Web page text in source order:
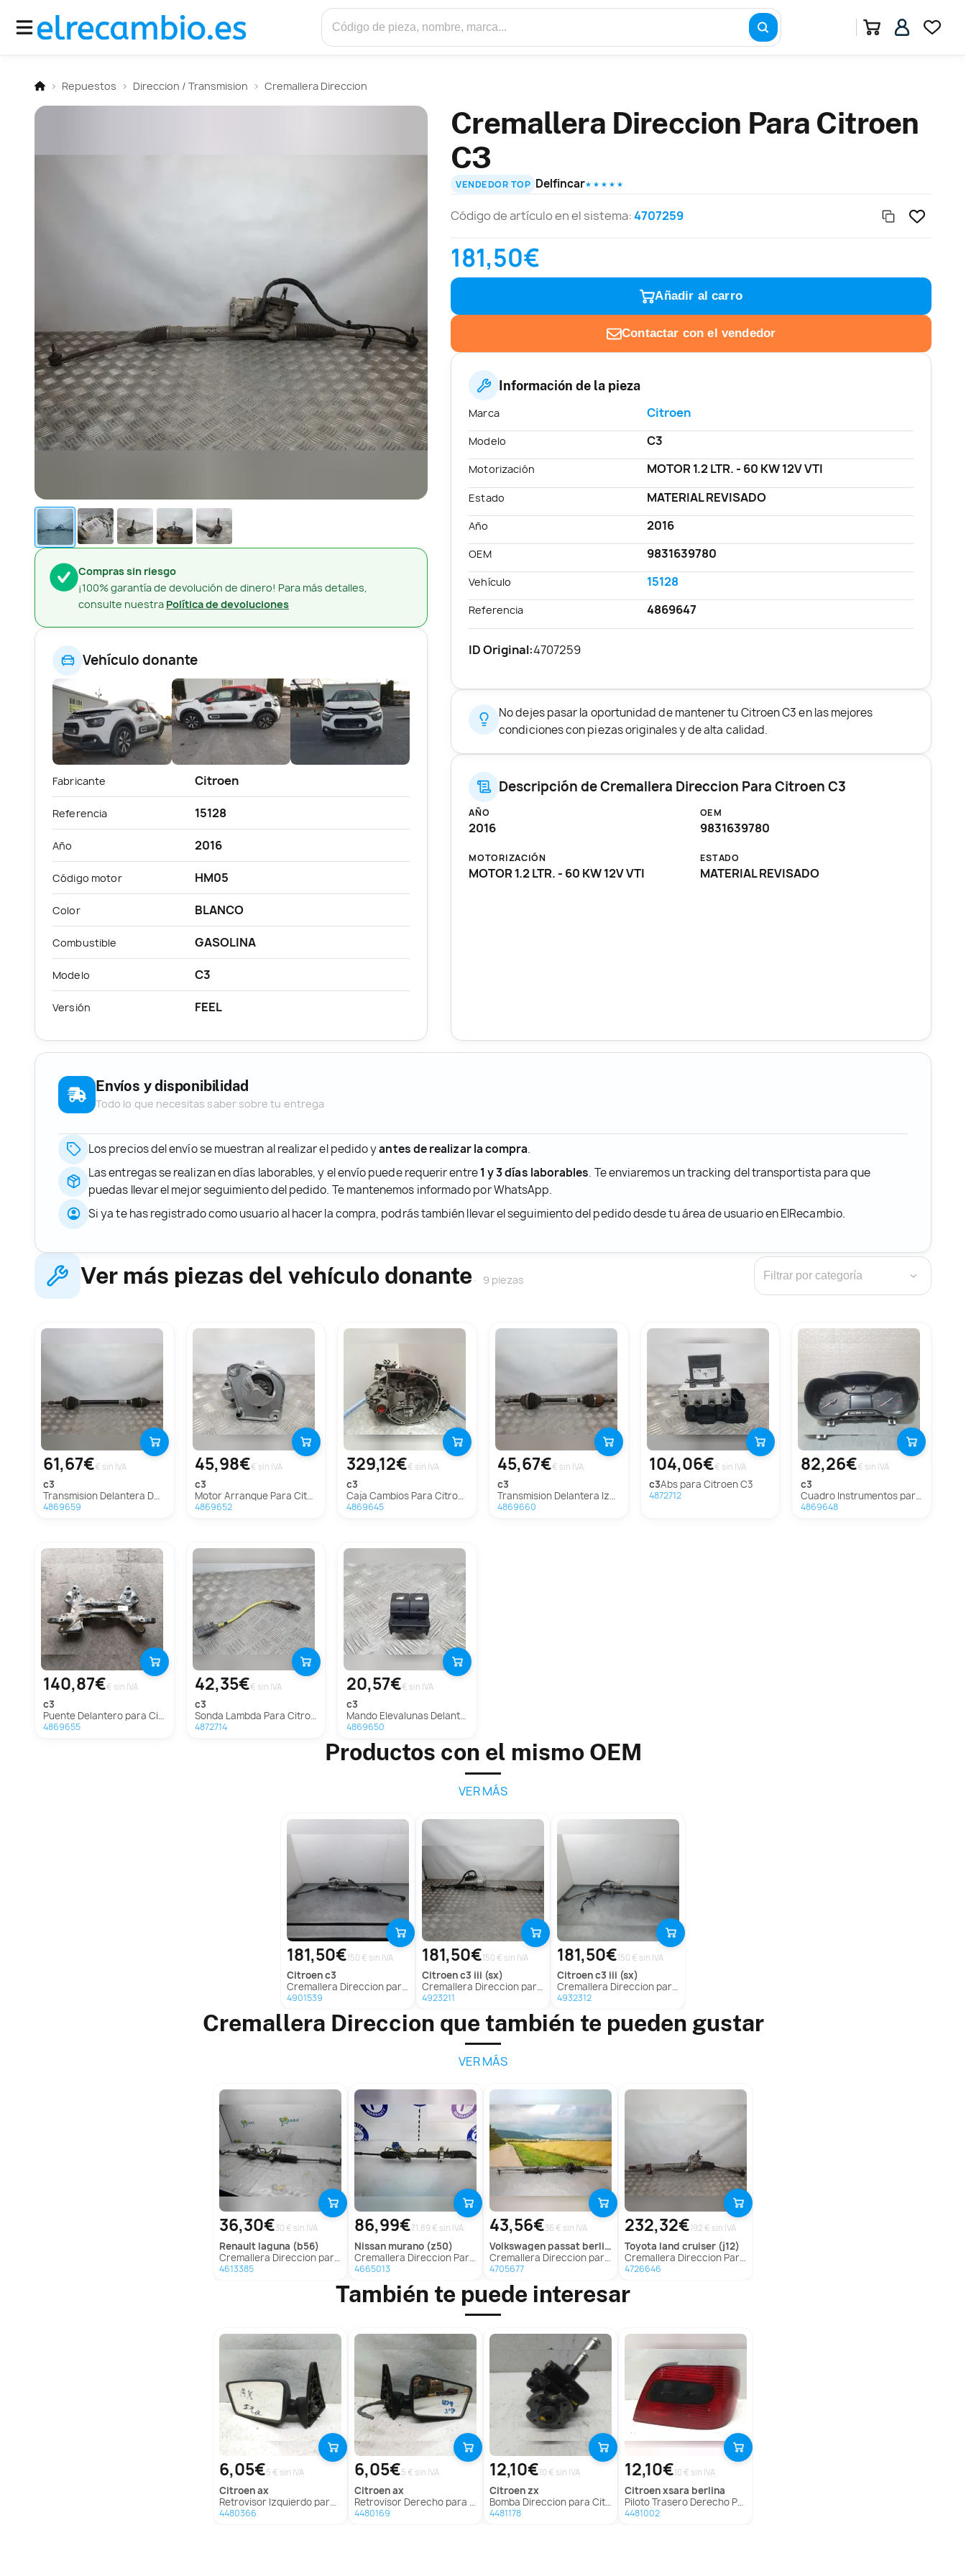
Repuestos Direccion / Transmision Cremallera Direccion
Compras sin riesgo
¡100% garantía de devolución de dinero! Para más detalles,
consulte nuestra Política de devoluciones
Vehículo donante
Fabricante Citroen
Referencia 15128
Año 2016
Código motor HM05
Color BLANCO
Combustible GASOLINA
Modelo C3
Versión FEEL
Cremallera Direccion Para Citroen
C3
VENDEDOR TOP Delfincar★ ★ ★ ★ ★
Código de artículo en el sistema:4707259
181,50€
Añadir al carro
Contactar con el vendedor
Información de la pieza
Marca Citroen
Modelo C3
Motorización MOTOR 1.2 LTR. - 60 KW 12V VTI
Estado MATERIAL REVISADO
Año 2016
OEM 9831639780
Vehículo 15128
Referencia 4869647
ID Original:4707259
No dejes pasar la oportunidad de mantener tu Citroen C3 en las mejores
condiciones con piezas originales y de alta calidad.
Descripción de Cremallera Direccion Para Citroen C3
AÑO
2016
OEM
9831639780
MOTORIZACIÓN
MOTOR 1.2 LTR. - 60 KW 12V VTI
ESTADO
MATERIAL REVISADO
Envíos y disponibilidad
Todo lo que necesitas saber sobre tu entrega
Los precios del envío se muestran al realizar el pedido yantes de realizar la compra.
Las entregas se realizan en días laborables, y el envío puede requerir entre1 y 3 días laborables. Te enviaremos un tracking del transportista para que
puedas llevar el mejor seguimiento del pedido. Te mantenemos informado por WhatsApp.
Si ya te has registrado como usuario al hacer la compra, podrás también llevar el seguimiento del pedido desde tu área de usuario en ElRecambio.
Ver más piezas del vehículo donante 9 piezas ›
61,67€€ sin IVA
c3
Transmision Delantera Derecha Para Citroen C3
4869659
45,98€€ sin IVA
c3
Motor Arranque Para Citroen C3
4869652
329,12€€ sin IVA
c3
Caja Cambios Para Citroen C3
4869645
45,67€€ sin IVA
c3
Transmision Delantera Izquierda Para Citroen C3
4869660
104,06€€ sin IVA
c3 Abs para Citroen C3
4872712
82,26€€ sin IVA
c3
Cuadro Instrumentos para Citroën C3
4869648
140,87€€ sin IVA
c3
Puente Delantero para Citroën C3
4869655
42,35€€ sin IVA
c3
Sonda Lambda Para Citroen C3
4872714
20,57€€ sin IVA
c3
Mando Elevalunas Delantero Izquierdo Para Citroen C3
4869650
Productos con el mismo OEM
VER MÁS
181,50€150 € sin IVA
citroenc3
Cremallera Direccion para Citroën C3
4901539
181,50€150 € sin IVA
citroenc3 iii (sx)
Cremallera Direccion para Citroën C3 Iii (Sx)
4923211
181,50€150 € sin IVA
citroenc3 iii (sx)
Cremallera Direccion para Citroën C3 Iii (Sx)
4932312
Cremallera Direccion que también te pueden gustar
VER MÁS
36,30€30 € sin IVA
renault laguna (b56)
Cremallera Direccion para Renault Laguna (B56)
4613385
86,99€71.89 € sin IVA
nissan murano (z50)
Cremallera Direccion Para Nissan Murano
4665013
43,56€36 € sin IVA
volkswagen passat berlina (312)
Cremallera Direccion para Volkswagen Passat Berlina
4705677
232,32€192 € sin IVA
toyota land cruiser (j12)
Cremallera Direccion Para Toyota Land Cruiser
4726646
También te puede interesar
6,05€5 € sin IVA
citroenax
Retrovisor Izquierdo para Citroën Ax
4480366
6,05€5 € sin IVA
citroenax
Retrovisor Derecho para Citroën Ax
4480169
12,10€10 € sin IVA
citroen zx
Bomba Direccion para Citroën Zx
4481178
12,10€10 € sin IVA
citroenxsara berlina
Piloto Trasero Derecho Para Citroen Xsara Berlina
4481002